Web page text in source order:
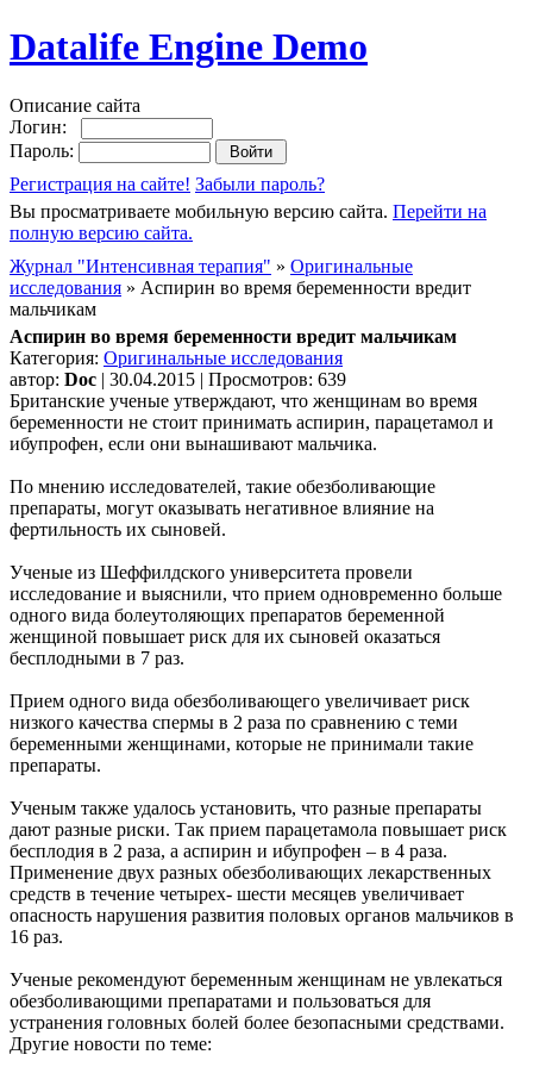
Datalife Engine Demo
Описание сайта
Логин:
Пароль:
Регистрация на сайте! Забыли пароль?
Вы просматриваете мобильную версию сайта. Перейти на
полную версию сайта.
Журнал "Интенсивная терапия" » Оригинальные
исследования » Аспирин во время беременности вредит
мальчикам
Аспирин во время беременности вредит мальчикам
Категория: Оригинальные исследования
автор: Doc | 30.04.2015 | Просмотров: 639
Британские ученые утверждают, что женщинам во время
беременности не стоит принимать аспирин, парацетамол и
ибупрофен, если они вынашивают мальчика.
По мнению исследователей, такие обезболивающие
препараты, могут оказывать негативное влияние на
фертильность их сыновей.
Ученые из Шеффилдского университета провели
исследование и выяснили, что прием одновременно больше
одного вида болеутоляющих препаратов беременной
женщиной повышает риск для их сыновей оказаться
бесплодными в 7 раз.
Прием одного вида обезболивающего увеличивает риск
низкого качества спермы в 2 раза по сравнению с теми
беременными женщинами, которые не принимали такие
препараты.
Ученым также удалось установить, что разные препараты
дают разные риски. Так прием парацетамола повышает риск
бесплодия в 2 раза, а аспирин и ибупрофен – в 4 раза.
Применение двух разных обезболивающих лекарственных
средств в течение четырех- шести месяцев увеличивает
опасность нарушения развития половых органов мальчиков в
16 раз.
Ученые рекомендуют беременным женщинам не увлекаться
обезболивающими препаратами и пользоваться для
устранения головных болей более безопасными средствами.
Другие новости по теме: